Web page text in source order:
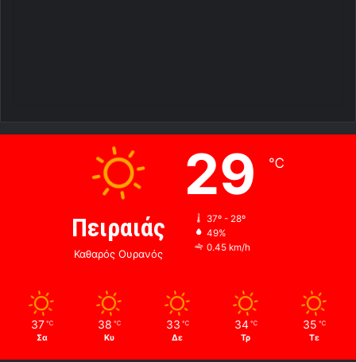
Πειραιάς
Καθαρός Ουρανός
29 ℃
37º - 28º
49%
0.45 km/h
37 ℃
Σα
38 ℃
Κυ
33 ℃
Δε
34 ℃
Τρ
35 ℃
Τε